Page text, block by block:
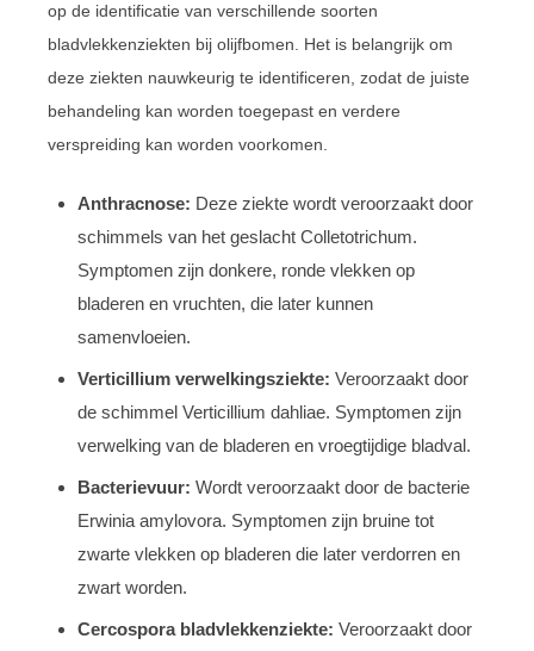
op de identificatie van verschillende soorten
bladvlekkenziekten bij olijfbomen. Het is belangrijk om
deze ziekten nauwkeurig te identificeren, zodat de juiste
behandeling kan worden toegepast en verdere
verspreiding kan worden voorkomen.
Anthracnose: Deze ziekte wordt veroorzaakt door
schimmels van het geslacht Colletotrichum.
Symptomen zijn donkere, ronde vlekken op
bladeren en vruchten, die later kunnen
samenvloeien.
Verticillium verwelkingsziekte: Veroorzaakt door
de schimmel Verticillium dahliae. Symptomen zijn
verwelking van de bladeren en vroegtijdige bladval.
Bacterievuur: Wordt veroorzaakt door de bacterie
Erwinia amylovora. Symptomen zijn bruine tot
zwarte vlekken op bladeren die later verdorren en
zwart worden.
Cercospora bladvlekkenziekte: Veroorzaakt door